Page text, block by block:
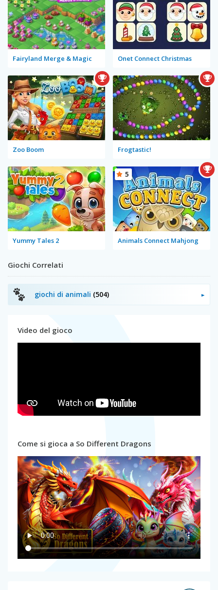
Fairyland Merge & Magic Onet Connect Christmas
Zoo Boom Frogtastic!
Yummy Tales 2 Animals Connect Mahjong
5
Giochi Correlati
giochi di animali (504)
Video del gioco
Come si gioca a So Different Dragons